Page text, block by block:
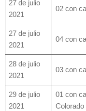
27 de julio
2021
02 con
27 de julio
2021
04 con
28 de julio
2021
03 con
29 de julio
2021
01 con
Colorado